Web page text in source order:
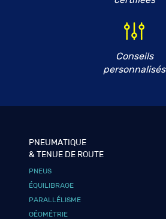
Conseils
personnalisés
PNEUMATIQUE
& TENUE DE ROUTE
PNEUS
ÉQUILIBRAGE
PARALLÉLISME
GÉOMÉTRIE